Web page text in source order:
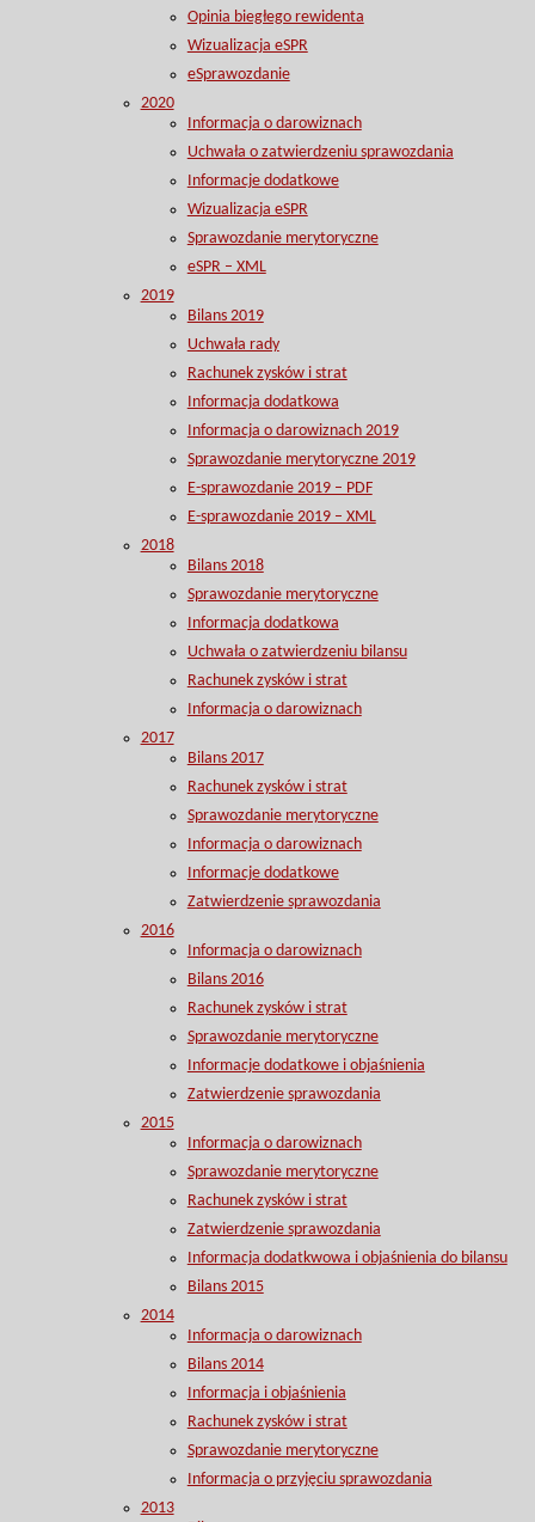
Opinia biegłego rewidenta
Wizualizacja eSPR
eSprawozdanie
2020
Informacja o darowiznach
Uchwała o zatwierdzeniu sprawozdania
Informacje dodatkowe
Wizualizacja eSPR
Sprawozdanie merytoryczne
eSPR – XML
2019
Bilans 2019
Uchwała rady
Rachunek zysków i strat
Informacja dodatkowa
Informacja o darowiznach 2019
Sprawozdanie merytoryczne 2019
E-sprawozdanie 2019 – PDF
E-sprawozdanie 2019 – XML
2018
Bilans 2018
Sprawozdanie merytoryczne
Informacja dodatkowa
Uchwała o zatwierdzeniu bilansu
Rachunek zysków i strat
Informacja o darowiznach
2017
Bilans 2017
Rachunek zysków i strat
Sprawozdanie merytoryczne
Informacja o darowiznach
Informacje dodatkowe
Zatwierdzenie sprawozdania
2016
Informacja o darowiznach
Bilans 2016
Rachunek zysków i strat
Sprawozdanie merytoryczne
Informacje dodatkowe i objaśnienia
Zatwierdzenie sprawozdania
2015
Informacja o darowiznach
Sprawozdanie merytoryczne
Rachunek zysków i strat
Zatwierdzenie sprawozdania
Informacja dodatkwowa i objaśnienia do bilansu
Bilans 2015
2014
Informacja o darowiznach
Bilans 2014
Informacja i objaśnienia
Rachunek zysków i strat
Sprawozdanie merytoryczne
Informacja o przyjęciu sprawozdania
2013